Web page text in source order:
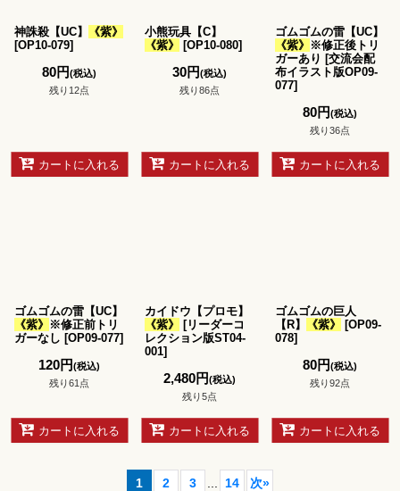
神誅殺【UC】
《紫》
[OP10-079]
80円(税込)
残り12点
カートに入れる
小熊玩具【C】
《紫》
[OP10-080]
30円(税込)
残り86点
カートに入れる
ゴムゴムの雷【UC】
《紫》 ※修正後トリ
ガーあり [交流会配
布イラスト版OP09-
077]
80円(税込)
残り36点
カートに入れる
ゴムゴムの雷【UC】
《紫》 ※修正前トリ
ガーなし [OP09-077]
120円(税込)
残り61点
カートに入れる
カイドウ【プロモ】
《紫》
[リーダーコ
レクション版ST04-
001]
2,480円(税込)
残り5点
カートに入れる
ゴムゴムの巨人
【R】
《紫》 [OP09-
078]
80円(税込)
残り92点
カートに入れる
1 2 3 14 次»